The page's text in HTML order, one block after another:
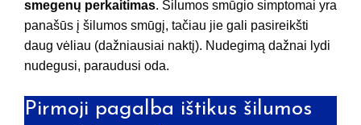
smegenų perkaitimas. Šilumos smūgio simptomai yra
panašūs į šilumos smūgį, tačiau jie gali pasireikšti
daug vėliau (dažniausiai naktį). Nudegimą dažnai lydi
nudegusi, paraudusi oda.
Pirmoji pagalba ištikus šilumos